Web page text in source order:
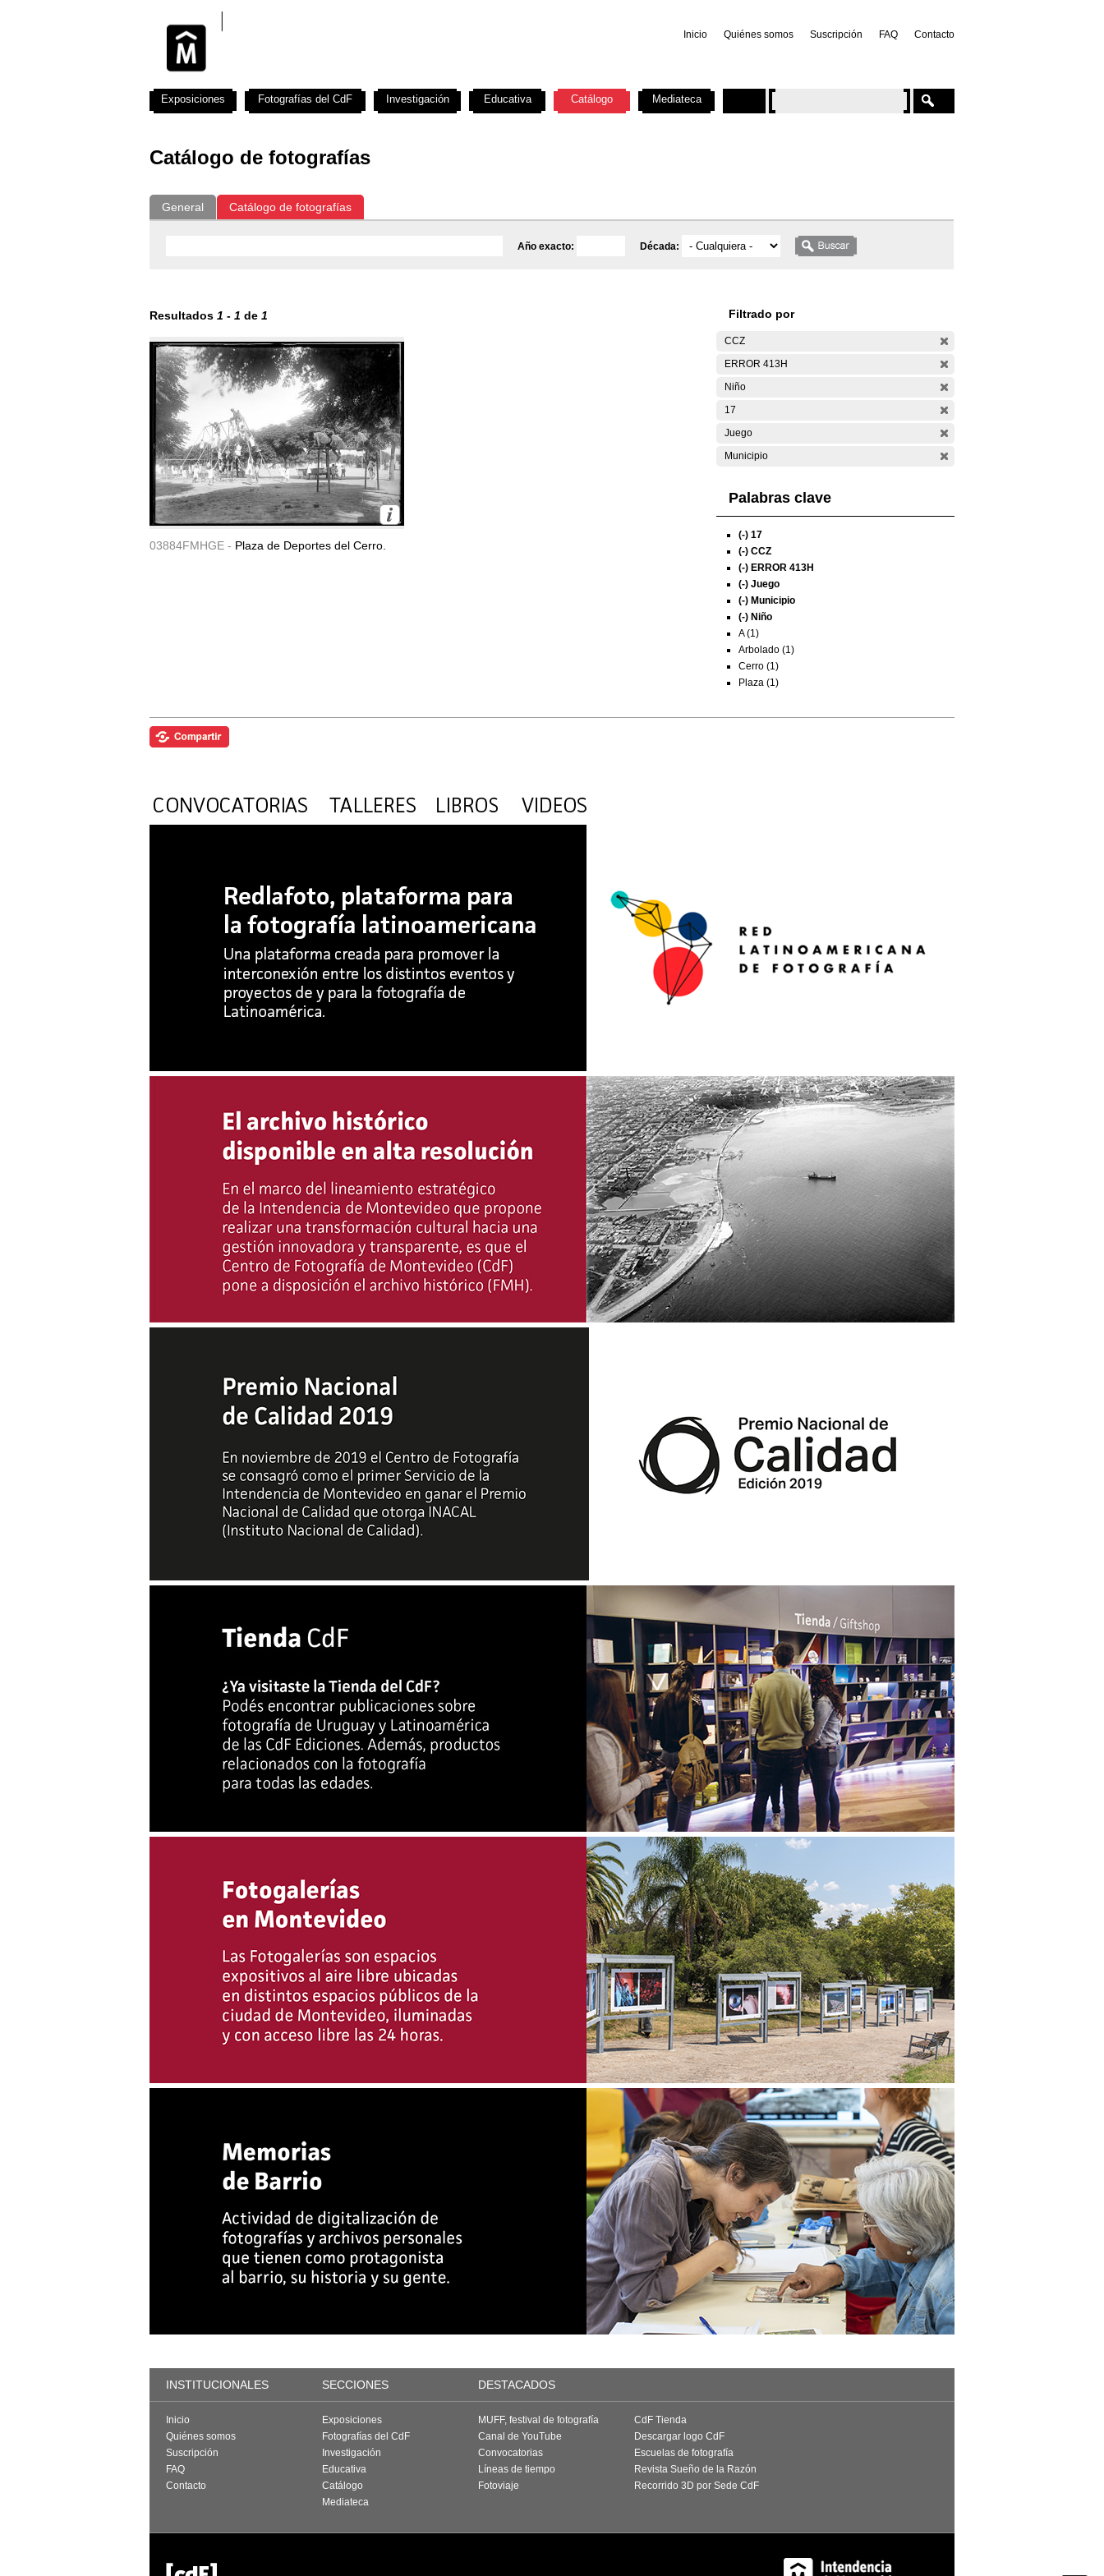
Inicio Quiénes somos Suscripción FAQ Contacto
Catálogo de fotografías
General Catálogo de fotografías
Año exacto: Década:
Resultados 1 - 1 de 1
03884FMHGE - Plaza de Deportes del Cerro.
Filtrado por
CCZ
ERROR 413H
Niño
17
Juego
Municipio
Palabras clave
(-) 17
(-) CCZ
(-) ERROR 413H
(-) Juego
(-) Municipio
(-) Niño
A (1)
Arbolado (1)
Cerro (1)
Plaza (1)
Exposiciones Fotografías del CdF Investigación Educativa Catálogo Mediateca
INSTITUCIONALES SECCIONES DESTACADOS
Inicio
Quiénes somos
Suscripción
FAQ
Contacto
Exposiciones
Fotografías del CdF
Investigación
Educativa
Catálogo
Mediateca
MUFF, festival de fotografía
Canal de YouTube
Convocatorias
Líneas de tiempo
Fotoviaje
CdF Tienda
Descargar logo CdF
Escuelas de fotografía
Revista Sueño de la Razón
Recorrido 3D por Sede CdF